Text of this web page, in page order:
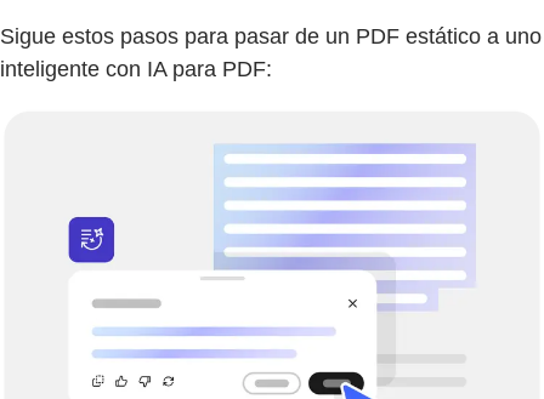
Sigue estos pasos para pasar de un PDF estático a uno
inteligente con IA para PDF: